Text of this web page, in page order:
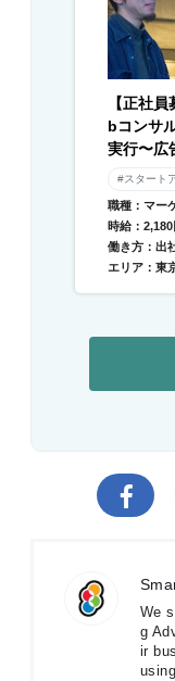
【正社
bコンサ
実行〜
ッド勤
運営／急
#スタート
職種：マー
時給：2,180
働き方：出
エリア：東
We
g
ir